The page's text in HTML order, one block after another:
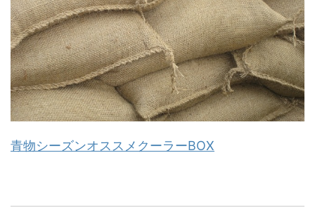
青物シーズンオススメクーラーBOX